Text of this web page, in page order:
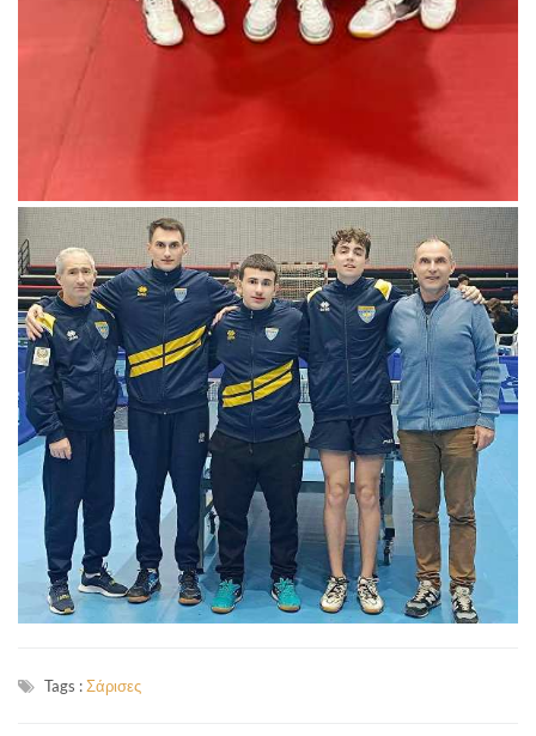
Tags :Σάρισες